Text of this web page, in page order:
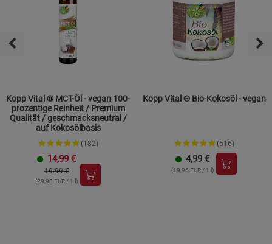
Kopp Vital ® MCT-Öl - vegan 100-
prozentige Reinheit / Premium
Qualität / geschmacksneutral /
auf Kokosölbasis
(182)
14,99 €
19.99 €
(29,98 EUR / 1 l)
Kopp Vital ® Bio-Kokosöl - vegan
(516)
4,99 €
(19,96 EUR / 1 l)